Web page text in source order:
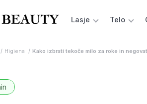
Lasje Telo
Higiena Kako izbrati tekoče milo za roke in